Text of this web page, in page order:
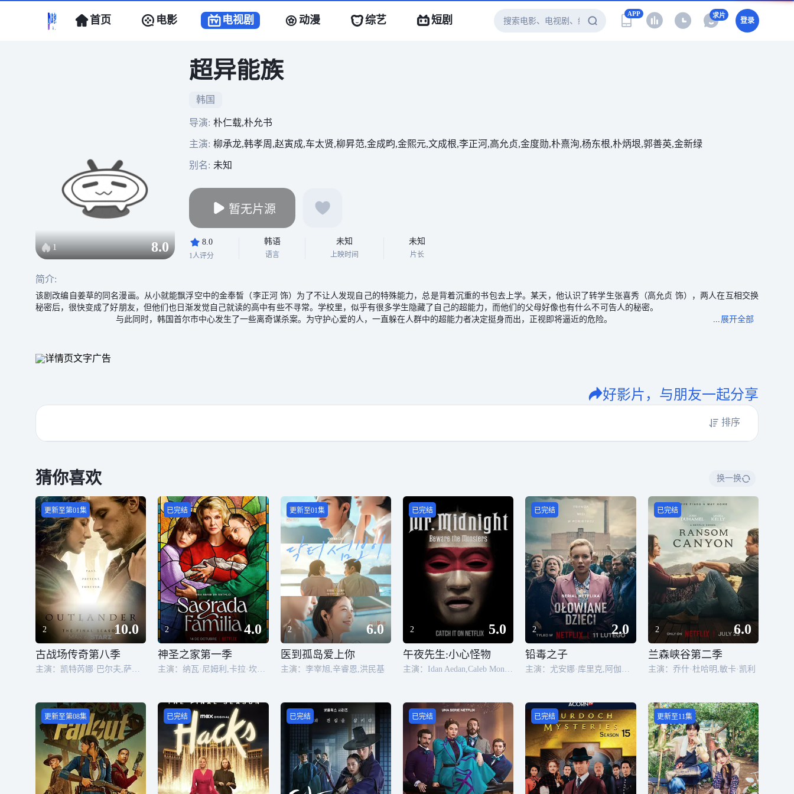
首页 电影 电视剧 动漫 综艺 短剧
APP 求片
登录
1 8.0
超异能族
韩国
导演: 朴仁载,朴允书
主演: 柳承龙,韩孝周,赵寅成,车太贤,柳昇范,金成畇,金熙元,文成根,李正河,高允贞,金度勋,朴熹洵,杨东根,朴炳垠,郭善英,金新绿
别名: 未知
暂无片源
8.0
1人评分
韩语
语言
未知
上映时间
未知
片长
简介:
该剧改编自姜草的同名漫画。从小就能飘浮空中的金奉皙（李正河 饰）为了不让人发现自己的特殊能力，总是背着沉重的书包去上学。某天，他认识了转学生张喜秀（高允贞 饰），两人在互相交换
秘密后，很快变成了好朋友，但他们也日渐发觉自己就读的高中有些不寻常。学校里，似乎有很多学生隐藏了自己的超能力，而他们的父母好像也有什么不可告人的秘密。
与此同时，韩国首尔市中心发生了一些离奇谋杀案。为守护心爱的人，一直躲在人群中的超能力者决定挺身而出，正视即将逼近的危险。
好影片，与朋友一起分享
排序
猜你喜欢 换一换
2 10.0
更新至第01集
古战场传奇第八季
主演：凯特芮娜·巴尔夫,萨姆·修汉,索菲亚·斯凯尔顿,理查德·兰金
2 4.0
已完结
神圣之家第一季
主演：纳瓦·尼姆利,卡拉·坎普拉,伊万·佩莱瑟 ,阿尔瓦罗·里科,亚历克斯·加西亚,波尔·赫默索,玛卡蕾娜·戈麦斯,阿尔巴·弗洛雷斯,艾拉·克维伊库,劳拉·拉普里达,何塞·埃米利奥·薇拉,胡安·皮诺·罗迪尔
2 6.0
更新至01集
医到孤岛爱上你
主演：李宰旭,辛睿恩,洪民基
2 5.0
已完结
午夜先生:小心怪物
主演：Idan Aedan,Caleb Monk,马克西姆·布蒂尔,Chen Yixin,萨姆·普莱特根,Nikki Dekker,Yu Beng Lim,Shafiqhah Efandi,阿迪妮·威拉丝缇,费达斯·拉赫曼,Cynthia Lee MacQuarrie,Shi Lim,Caitanya Tan,Vadi Pvss,Lee Wok Trinh,Goh Ching Yi,Landung Simatupang,Jordan Omar,Ahmad Ramadhan,Benjamin Goh
2 2.0
已完结
铅毒之子
主演：尤安娜·库里克,阿伽塔·库莱沙,齐伯尼·查马修瓦斯基,金嘉·普雷斯,迈克尔·茹拉夫斯基,马里安·杰奇茨,塞巴斯蒂安·波拉克
2 6.0
已完结
兰森峡谷第二季
主演：乔什·杜哈明,敏卡·凯利
更新至第08集 已完结 已完结 已完结 已完结 更新至11集